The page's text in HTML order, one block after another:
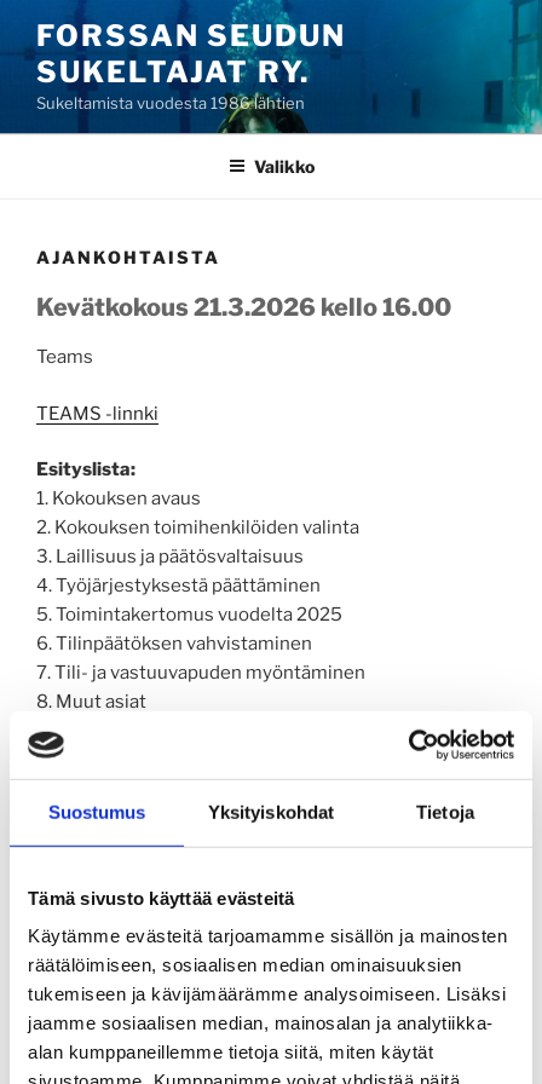
Suostumus Yksityiskohdat Tietoja
Tämä sivusto käyttää evästeitä
Käytämme evästeitä tarjoamamme sisällön ja mainosten
räätälöimiseen, sosiaalisen median ominaisuuksien
tukemiseen ja kävijämäärämme analysoimiseen. Lisäksi
jaamme sosiaalisen median, mainosalan ja analytiikka-
alan kumppaneillemme tietoja siitä, miten käytät
sisältöönFORSSAN SEUDUN
SUKELTAJAT RY.
Sukeltamista vuodesta 1986 lähtien
Valikko
AJANKOHTAISTA
Kevätkokous 21.3.2026 kello 16.00
Teams
TEAMS -linnki
Esityslista:
1. Kokouksen avaus
2. Kokouksen toimihenkilöiden valinta
3. Laillisuus ja päätösvaltaisuus
4. Työjärjestyksestä päättäminen
5. Toimintakertomus vuodelta 2025
6. Tilinpäätöksen vahvistaminen
7. Tili- ja vastuuvapuden myöntäminen
8. Muut asiat
9. Kokouksen päättämine
Laitesukelluskurssi P1 alkaa 1.12.2024
laitesukeltamisen perustaidot sekä
sukellusturvallisuutta. Kurssin suoritettuasi saat
CMAS P1 -sukeltajakortin. P1 kortti on voimassa
ympäri maailmaa. Kortin esittämällä voit osallistua
sukellusretkille ja saat paineilmasäiliösi täytettyä
sukellusliikkeissä. P1 kortti antaa sinulle oikeuden
sukeltaa enintään 20 metrin syvyyteen. CMAS P1 –